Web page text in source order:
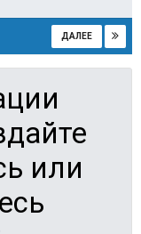
ДАЛЕЕ
или